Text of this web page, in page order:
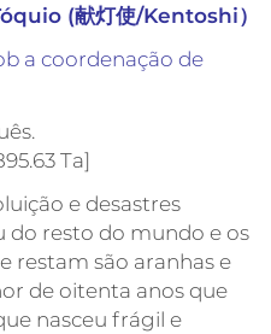
(献灯使/Kentoshi）
a coordenação de
Ta]
e desastres
do resto do mundo e os
restam são aranhas e
de oitenta anos que
nasceu frágil e